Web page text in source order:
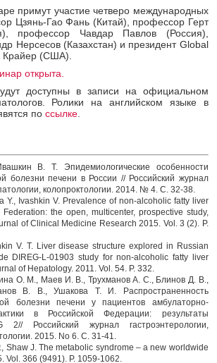
примут участие четверо международных
Цзянь-Гао Фань (Китай), профессор Герт
профессор Чавдар Павлов (Россия),
Нерсесов (Казахстан) и президент Global
Крайер (США).
открыта.
доступны в записи на официальном
Ролики на английском языке в
по ссылке
В. Т. Эпидемиологические особенности
болезни печени в России // Российский журнал
колопроктологии. 2014. № 4. С. 32-38.
Y., Ivashkin V. Prevalence of non-alcoholic fatty liver
the open, multicenter, prospective study,
of Clinical Medicine Research 2015. Vol. 3 (2). P.
V. T. Liver disease structure explored in Russian
DIREG-L-01903 study for non-alcoholic fatty liver
of Hepatology. 2011. Vol. 54. P. 332.
О. М., Маев И. В., Трухманов А. С., Блинов Д. В.,
В. В., Ушакова Т. И. Распространенность
болезни печени у пациентов амбулаторно-
в Российской Федерации: результаты
2// Российский журнал гастроэнтерологии,
2015. No 6. С. 31-41.
Shaw J. The metabolic syndrome – a new worldwide
Vol. 366 (9491). P. 1059-1062.